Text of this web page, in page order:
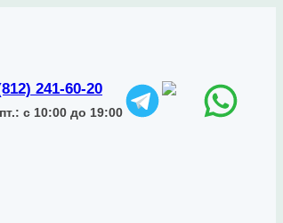
241-60-20
с 10:00 до 19:00